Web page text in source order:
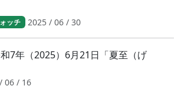
ッチ 2025 / 06 / 30
7年（2025）6月21日「夏至（げ
06 / 16